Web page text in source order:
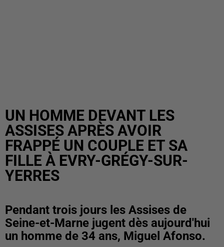
UN HOMME DEVANT LES
ASSISES APRÈS AVOIR
FRAPPÉ UN COUPLE ET SA
FILLE À EVRY-GRÉGY-SUR-
YERRES
Pendant trois jours les Assises de
Seine-et-Marne jugent dès aujourd'hui
un homme de 34 ans, Miguel Afonso.